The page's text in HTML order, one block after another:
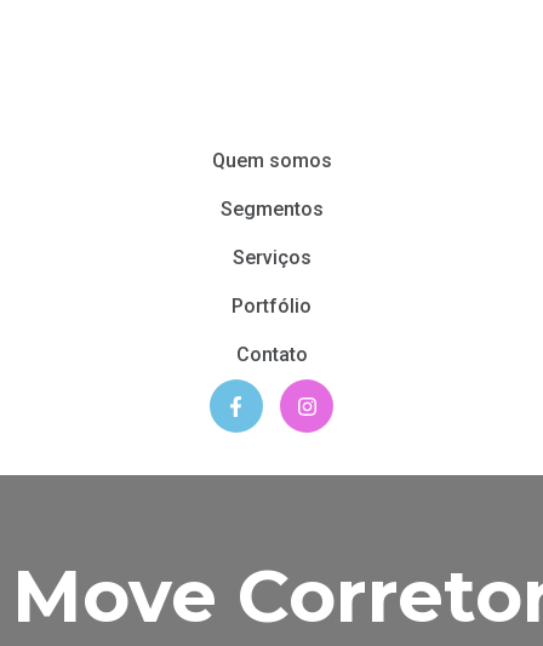
Quem somos
Segmentos
Serviços
Portfólio
Contato
Move